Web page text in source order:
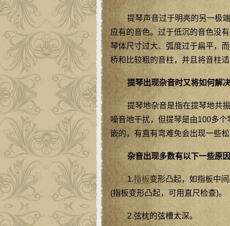
提琴声音过于明亮的另一极
应有的音色。过于低沉的音色没
琴体尺寸过大、弧度过于扁平，
桥和比较粗的音柱，并且将音柱
提琴出现杂音时又将如何解
提琴地杂音是指在提琴地共
噪音地干扰，但提琴是由100多
嵌的，有直有弯难免会出现一些松
杂音出现多数有以下一些原因
1.指板变形凸起，如指板中
(指板变形凸起，可用直尺检查)。
2.弦枕的弦槽太深。